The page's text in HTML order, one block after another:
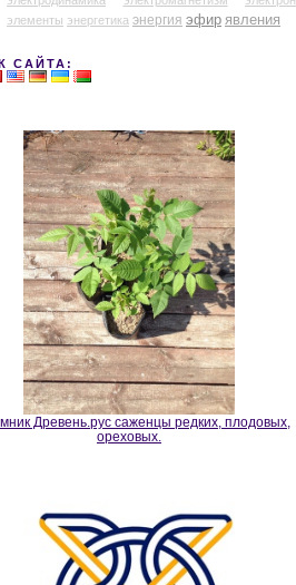
элементы энергетика энергия эфир явления
САЙТА:
Древень.рус саженцы редких, плодовых,
ореховых.